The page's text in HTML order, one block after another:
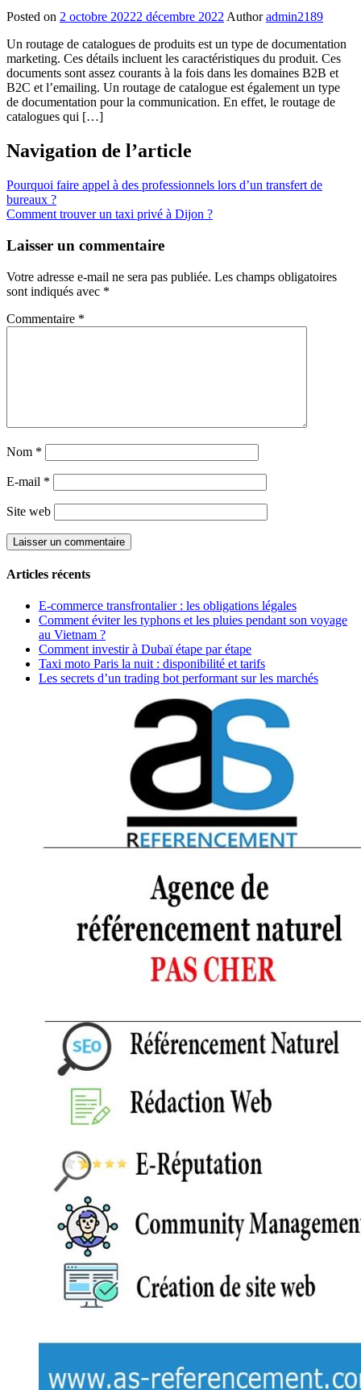
Posted on 2 octobre 20222 décembre 2022 Author admin2189
Un routage de catalogues de produits est un type de documentation
marketing. Ces détails incluent les caractéristiques du produit. Ces
documents sont assez courants à la fois dans les domaines B2B et
B2C et l’emailing. Un routage de catalogue est également un type
de documentation pour la communication. En effet, le routage de
catalogues qui […]
Navigation de l’article
Pourquoi faire appel à des professionnels lors d’un transfert de
bureaux ?
Comment trouver un taxi privé à Dijon ?
Laisser un commentaire
Votre adresse e-mail ne sera pas publiée. Les champs obligatoires
sont indiqués avec *
Commentaire *
Nom *
E-mail *
Site web
Articles récents
E-commerce transfrontalier : les obligations légales
Comment éviter les typhons et les pluies pendant son voyage
au Vietnam ?
Comment investir à Dubaï étape par étape
Taxi moto Paris la nuit : disponibilité et tarifs
Les secrets d’un trading bot performant sur les marchés